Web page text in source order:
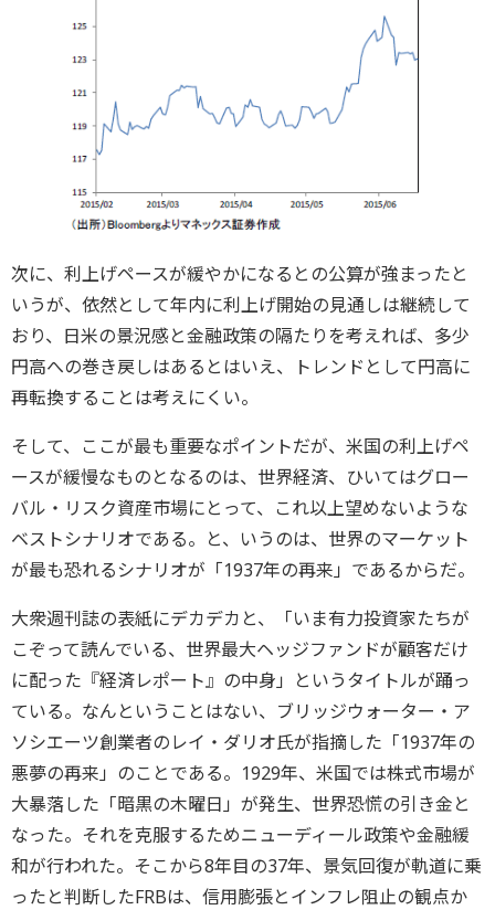
次に、利上げペースが緩やかになるとの公算が強まったと
いうが、依然として年内に利上げ開始の見通しは継続して
おり、日米の景況感と金融政策の隔たりを考えれば、多少
円高への巻き戻しはあるとはいえ、トレンドとして円高に
再転換することは考えにくい。
そして、ここが最も重要なポイントだが、米国の利上げペ
ースが緩慢なものとなるのは、世界経済、ひいてはグロー
バル・リスク資産市場にとって、これ以上望めないような
ベストシナリオである。と、いうのは、世界のマーケット
が最も恐れるシナリオが「1937年の再来」であるからだ。
大衆週刊誌の表紙にデカデカと、「いま有力投資家たちが
こぞって読んでいる、世界最大ヘッジファンドが顧客だけ
に配った『経済レポート』の中身」というタイトルが踊っ
ている。なんということはない、ブリッジウォーター・ア
ソシエーツ創業者のレイ・ダリオ氏が指摘した「1937年の
悪夢の再来」のことである。1929年、米国では株式市場が
大暴落した「暗黒の木曜日」が発生、世界恐慌の引き金と
なった。それを克服するためニューディール政策や金融緩
和が行われた。そこから8年目の37年、景気回復が軌道に乗
ったと判断したFRBは、信用膨張とインフレ阻止の観点か